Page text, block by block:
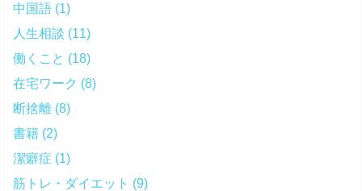
中国語 (1)
人生相談 (11)
働くこと (18)
在宅ワーク (8)
断捨離 (8)
書籍 (2)
潔癖症 (1)
筋トレ・ダイエット (9)